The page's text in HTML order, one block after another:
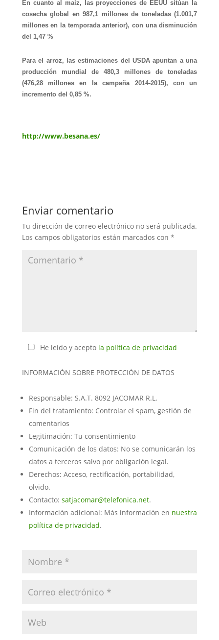
En cuanto al maíz, las proyecciones de EEUU sitúan la
cosecha global en 987,1 millones de toneladas (1.001,7
millones en la temporada anterior), con una disminución
del 1,47 %
Para el arroz, las estimaciones del USDA apuntan a una
producción mundial de 480,3 millones de toneladas
(476,28 millones en la campaña 2014-2015), con un
incremento del 0,85 %.
http://www.besana.es/
Enviar comentario
Tu dirección de correo electrónico no será publicada.
Los campos obligatorios están marcados con *
He leido y acepto la política de privacidad
INFORMACIÓN SOBRE PROTECCIÓN DE DATOS
Responsable: S.A.T. 8092 JACOMAR R.L.
Fin del tratamiento: Controlar el spam, gestión de
comentarios
Legitimación: Tu consentimiento
Comunicación de los datos: No se comunicarán los
datos a terceros salvo por obligación legal.
Derechos: Acceso, rectificación, portabilidad,
olvido.
Contacto: satjacomar@telefonica.net.
Información adicional: Más información en nuestra
política de privacidad.